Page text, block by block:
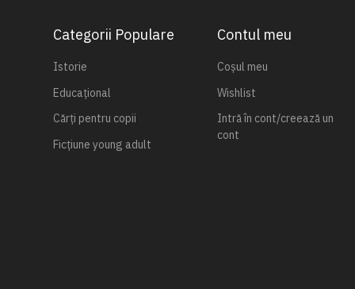
Categorii Populare
Istorie
Educațional
Cărți pentru copii
Ficțiune young adult
Contul meu
Coșul meu
Wishlist
Intră în cont/creează un
cont